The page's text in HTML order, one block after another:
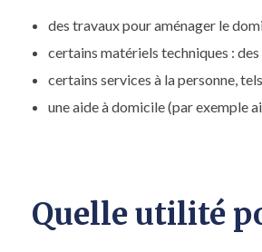
des travaux pour aménager le
certains matériels techniques : des
certains services à la personne,
une aide à domicile (par exemple
Quelle utilité